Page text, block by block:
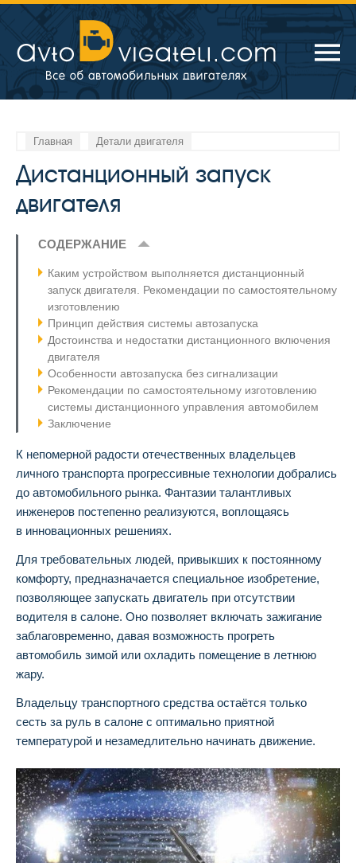
Главная Детали двигателя
Дистанционный запуск
двигателя
СОДЕРЖАНИЕ
Каким устройством выполняется дистанционный
запуск двигателя. Рекомендации по самостоятельному
изготовлению
Принцип действия системы автозапуска
Достоинства и недостатки дистанционного включения
двигателя
Особенности автозапуска без сигнализации
Рекомендации по самостоятельному изготовлению
системы дистанционного управления автомобилем
Заключение
К непомерной радости отечественных владельцев
личного транспорта прогрессивные технологии добрались
до автомобильного рынка. Фантазии талантливых
инженеров постепенно реализуются, воплощаясь
в инновационных решениях.
Для требовательных людей, привыкших к постоянному
комфорту, предназначается специальное изобретение,
позволяющее запускать двигатель при отсутствии
водителя в салоне. Оно позволяет включать зажигание
заблаговременно, давая возможность прогреть
автомобиль зимой или охладить помещение в летнюю
жару.
Владельцу транспортного средства остаётся только
сесть за руль в салоне с оптимально приятной
температурой и незамедлительно начинать движение.